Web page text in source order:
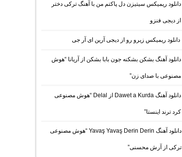
دانلود ریمیکس سیتیزن دل پاکتم من با آهنگ ترکی دختر
از دیجی فنزو
دانلود ریمیکس زیرو رو از دیجی آرین ای آر جی
دانلود آهنگ بشکن بشکنه جون بابا بشکن از آریانا “هوش
مصنوعی با صدای زن”
دانلود آهنگ Dawet a Kurda از Delal “هوش مصنوعی
کرد ترند اینستا”
دانلود آهنگ Yavaş Yavaş Derin Derin “هوش مصنوعی
ترکی از آرش محسنی”